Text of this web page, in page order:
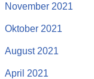
November 2021
Oktober 2021
August 2021
April 2021